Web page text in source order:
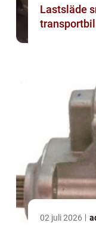
Lastsläde smartare lastning i pickup,
transportbil
02 juli 2026